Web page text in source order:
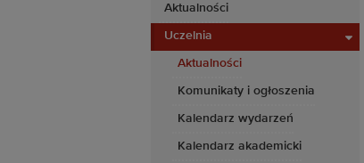
Aktualności
Uczelnia
Aktualności
Komunikaty i ogłoszenia
Kalendarz wydarzeń
Kalendarz akademicki